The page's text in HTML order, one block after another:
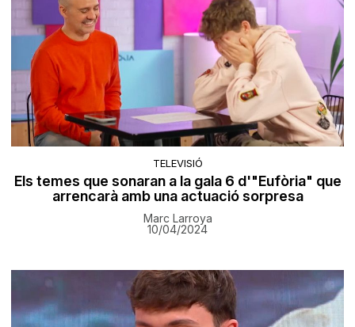
TELEVISIÓ
Els temes que sonaran a la gala 6 d'"Eufòria" que
arrencarà amb una actuació sorpresa
Marc Larroya
10/04/2024